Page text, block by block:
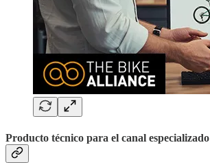
Producto técnico para el canal especializado